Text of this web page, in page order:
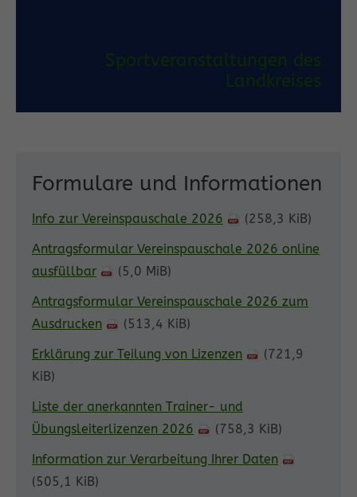
Sportveranstaltungen des
Landkreises
Formulare und Informationen
Info zur Vereinspauschale 2026
(258,3 KiB)
Antragsformular Vereinspauschale 2026 online
ausfüllbar
(5,0 MiB)
Antragsformular Vereinspauschale 2026 zum
Ausdrucken
(513,4 KiB)
Erklärung zur Teilung von Lizenzen
(721,9
KiB)
Liste der anerkannten Trainer- und
Übungsleiterlizenzen 2026
(758,3 KiB)
Information zur Verarbeitung Ihrer Daten
(505,1 KiB)